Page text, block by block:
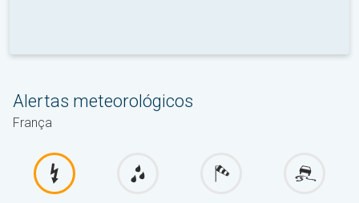
Alertas meteorológicos
França